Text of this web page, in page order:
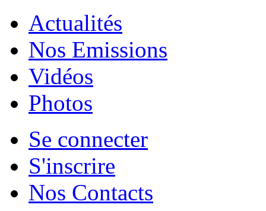
Actualités
Nos Emissions
Vidéos
Photos
Se connecter
S'inscrire
Nos Contacts